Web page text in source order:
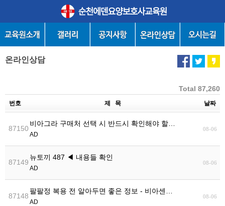
온라인상담
Total 87,260
번호 제 목 날짜
87150
비아그라 구매처 선택 시 반드시 확인해야 할…
AD
08-06
87149
뉴토끼 487 ◀ 내용들 확인
AD
08-06
87148
팔팔정 복용 전 알아두면 좋은 정보 - 비아센…
AD
08-06